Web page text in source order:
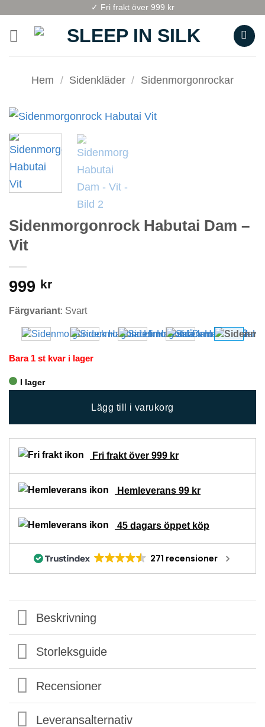
content
✓ Fri frakt över 999 kr
Hem / Sidenkläder / Sidenmorgonrockar
Sidenmorgonrock Habutai Dam –
Vit
999 kr
Färgvariant: Svart
Bara 1 st kvar i lager
I lager
Lägg till i varukorg
Fri frakt över 999 kr
Hemleverans 99 kr
45 dagars öppet köp
271 recensioner
Beskrivning
Storleksguide
Recensioner
Leveransalternativ